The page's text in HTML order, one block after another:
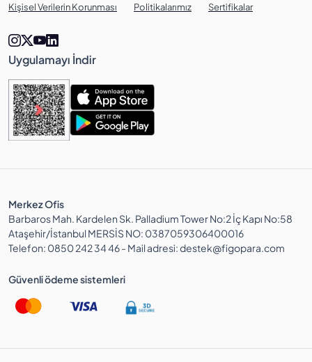
Kişisel Verilerin Korunması Politikalarımız Sertifikalar
Uygulamayı İndir
Merkez Ofis
Barbaros Mah. Kardelen Sk. Palladium Tower No:2 İç Kapı No:58
Ataşehir/İstanbul MERSİS NO: 0387059306400016
Telefon: 0850 242 34 46 - Mail adresi: destek@figopara.com
Güvenli ödeme sistemleri